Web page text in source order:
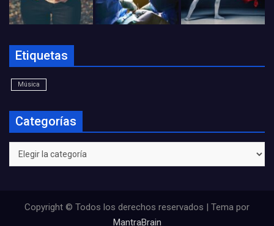
Etiquetas
Música
Categorías
Categorías
Copyright © Todos los derechos reservados | Tema por
MantraBrain